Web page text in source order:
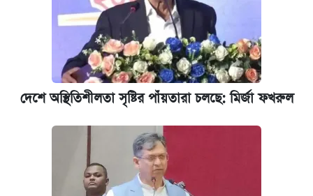
দেশে অস্থিতিশীলতা সৃষ্টির পাঁয়তারা চলছে: মির্জা ফখরুল